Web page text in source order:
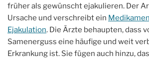
früher als gewünscht ejakulieren. Der
Ursache und verschreibt ein
Ejakulation. Die Ärzte behaupten, dass
Samenerguss eine häufige und weit
Erkrankung ist. Sie fügen auch hinzu,